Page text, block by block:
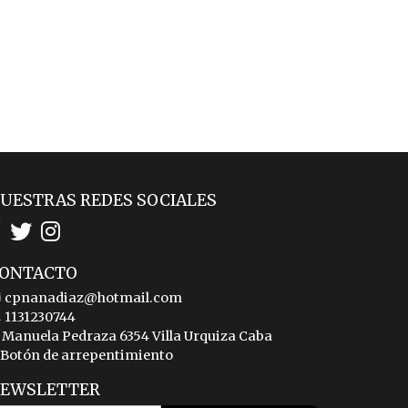
REDES SOCIALES
cpnanadiaz@hotmail.com
1131230744
Manuela Pedraza 6354 Villa Urquiza Caba
Botón de arrepentimiento